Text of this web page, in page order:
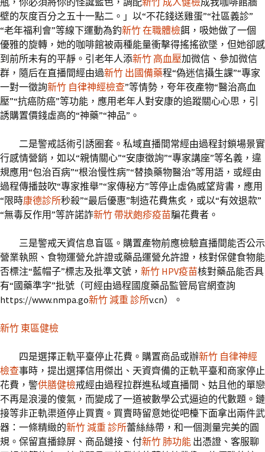
壁的灰度百分之五十一點二。」以“不花錢送雞蛋”“社區義診”
“老年福利會”等線下運動為釣新竹 在職體檢餌，吸她做了一個
優雅的旋轉，她的咖啡館被兩種能量衝擊得搖搖欲墜，但她卻感
到前所未有的平靜。引老年人添新竹 高血壓加微信、參加微信
群，隨后在直播間經由過新竹 出國備藥程“偽迷信攝生課”“專家
一對一徵詢新竹 自律神經檢查”等情勢，夸年夜產物“醫治高血
壓”“抗癌防癌”等功能，應用老年人對安康的追蹤關心心思，引
誘購置價錢虛高的“神藥”“神品”。
二是警戒話術引誘圈套。私域直播間常經由過程封鎖場景實
行感情營銷，如以“親情關心”“安康徵詢”“專家講座”等名義，違
規應用“包治百病”“根治慢性病”“替換藥物醫治”等用語，或經由
過程傳播鼓吹“專家推舉”“家傳秘方”等停止虛偽威望背書，應用
“限時康德診所秒殺”“最后優惠”制造花費焦炙，或以“有效退款”
“無毒反作用”等許諾詐新竹 帶狀皰疹疫苗騙花費者。
三是警戒天資信息盲區。購置產物前應檢驗直播間能否公示
營業執照、食物運營允許證或藥品運營允許證，核對保健食物能
否標注“藍帽子”標志及批準文號， 新竹 HPV疫苗核對藥品能否具
有“國藥準字”批號（可經由過程國度藥品監管局官網查詢
https://www.nmpa.go新竹 減重 診所v.cn）。
新竹 東區健檢
四是選擇正軌平臺停止花費。購置商品或辦新竹 自律神經
檢查事時，提出選擇信用傑出、天資齊備的正軌平臺和商家停止
花費，警供膳健檢戒經由過程拉群進私域直播間、姑且他的單戀
不再是浪漫的傻氣，而變成了一道被數學公式逼迫的代數題。鏈
接等非正軌渠道停止買賣。買賣時留意她從吧檯下面拿出兩件武
器：一條精緻的新竹 減重 診所蕾絲絲帶，和一個測量完美的圓
規。保留直播錄屏、商品鏈接、付新竹 肺功能 出憑證、客服聊